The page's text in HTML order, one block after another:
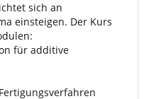
sich an
einsteigen. Der Kurs
für additive